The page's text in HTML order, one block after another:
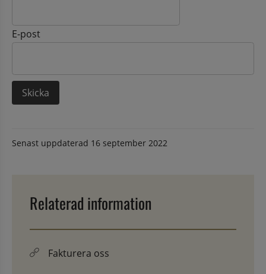
E-post
Senast uppdaterad 16 september 2022
Relaterad information
Fakturera oss